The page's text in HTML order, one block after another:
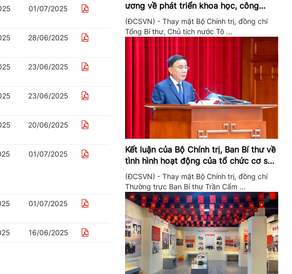
01/07/2025
28/06/2025
23/06/2025
23/06/2025
20/06/2025
01/07/2025
01/07/2025
16/06/2025
ương về phát triển khoa học, công
nghệ, đổi mới sáng tạo và chuyển đổi
số
(ĐCSVN) - Thay mặt Bộ Chính trị, đồng chí
Tổng Bí thư, Chủ tịch nước Tô ...
Kết luận của Bộ Chính trị, Ban Bí thư về
tình hình hoạt động của tổ chức cơ sở
đảng trong quý II/2026
(ĐCSVN) - Thay mặt Bộ Chính trị, đồng chí
Thường trực Ban Bí thư Trần Cẩm ...